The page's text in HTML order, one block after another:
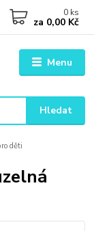
Menu
Hledat
0 ks
za 0,00 Kč
děti